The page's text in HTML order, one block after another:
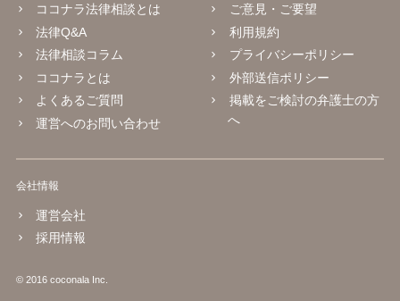
ココナラ法律相談とは
法律Q&A
法律相談コラム
ココナラとは
よくあるご質問
運営へのお問い合わせ
ご意見・ご要望
利用規約
プライバシーポリシー
外部送信ポリシー
掲載をご検討の弁護士の方
へ
会社情報
運営会社
採用情報
© 2016 coconala Inc.